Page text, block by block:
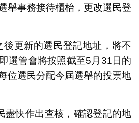
舉事務接待櫃枱，更改選民登
後更新的選民登記地址，將不
選管會將按照截至5月31日的
位選民分配今屆選舉的投票地
盡快作出查核，確認登記的地